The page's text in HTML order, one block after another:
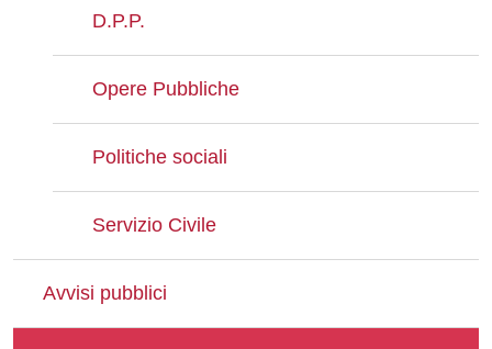
D.P.P.
Opere Pubbliche
Politiche sociali
Servizio Civile
Avvisi pubblici